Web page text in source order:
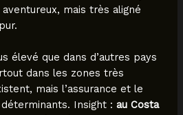
mais très aligné
élevé que dans d’autres pays
dans les zones très
mais l’assurance et le
Insight : au Costa